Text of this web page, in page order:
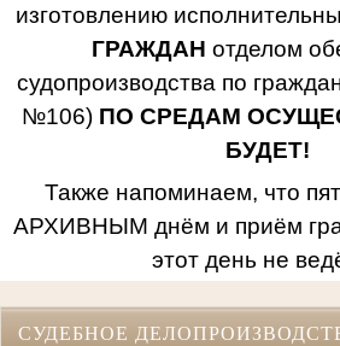
изготовлению
ГРАЖДАН отделом
судопроизводства по
№106) ПО СРЕДАМ
БУДЕТ!
Также напоминаем, что
АРХИВНЫМ днём и приём
этот день не
СУДЕБНОЕ